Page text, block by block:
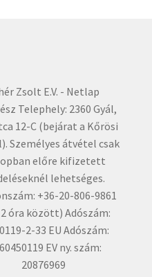
Zsolt E.V. - Netlap
Telephely: 2360 Gyál,
12-C (bejárat a Kőrösi
Személyes átvétel csak
előre kifizetett
lehetséges.
+36-20-806-9861
óra között) Adószám:
2-33 EU Adószám:
EV ny. szám:
20876969